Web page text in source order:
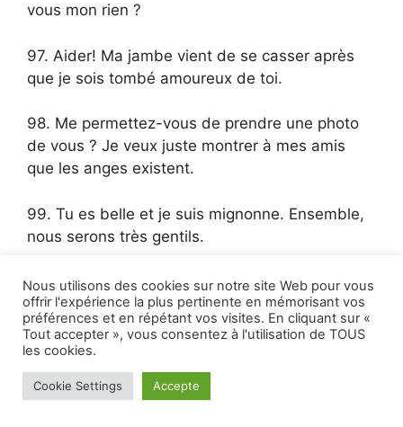
vous mon rien ?
97. Aider! Ma jambe vient de se casser après
que je sois tombé amoureux de toi.
98. Me permettez-vous de prendre une photo
de vous ? Je veux juste montrer à mes amis
que les anges existent.
99. Tu es belle et je suis mignonne. Ensemble,
nous serons très gentils.
100. Souviens-toi de moi? Oh, c’est vrai, je ne
t’ai rencontré que dans mes rêves.
101. Je vais devoir vous demander de partir. Tu
fais mal paraître les autres filles.
Nous utilisons des cookies sur notre site Web pour vous
offrir l'expérience la plus pertinente en mémorisant vos
préférences et en répétant vos visites. En cliquant sur «
Tout accepter », vous consentez à l'utilisation de TOUS
les cookies.
Cookie Settings Accepte